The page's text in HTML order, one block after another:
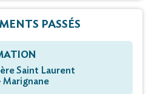
PASSÉS
Saint Laurent
Marignane